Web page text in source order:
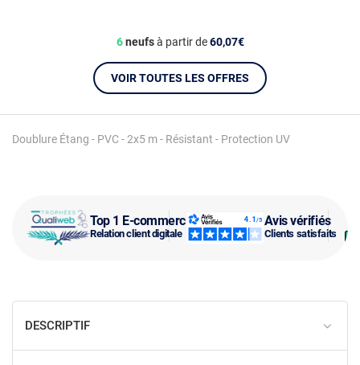
Top 1 E-commerce
Relation client digitale
Avis vérifiés
Clients satisfaits
Doublure Étang - PVC - 2x5 m - Résistant - Protection UV
6neufsà partir de60,07€
VOIR TOUTES LES OFFRES
DESCRIPTIF